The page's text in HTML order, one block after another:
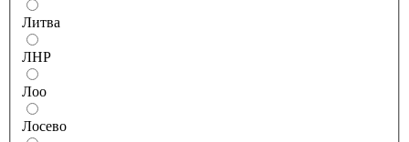
Литва
ЛНР
Лоо
Лосево